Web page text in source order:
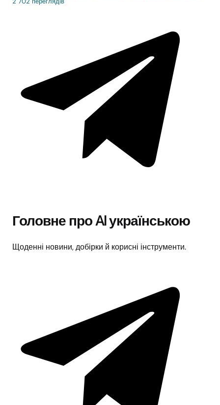
Головне про AI українською
Щоденні новини, добірки й корисні інструменти.